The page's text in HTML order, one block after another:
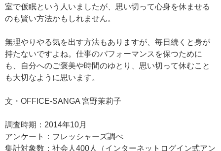
室で仮眠という人いましたが、思い切って心身を休ませる
のも賢い方法かもしれません。
無理やりやる気を出す方法もありますが、毎日続くと身が
持たないですよね。仕事のパフォーマンスを保つために
も、自分へのご褒美や時間のゆとり、思い切って休むこと
も大切なように思います。
文・OFFICE-SANGA 宮野茉莉子
調査時期：2014年10月
アンケート：フレッシャーズ調べ
集計対象数：社会人400人（インターネットログイン式アン